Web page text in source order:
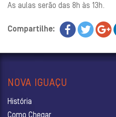
As aulas serão das 8h às 13h.
Compartilhe:
NOVA IGUAÇU
História